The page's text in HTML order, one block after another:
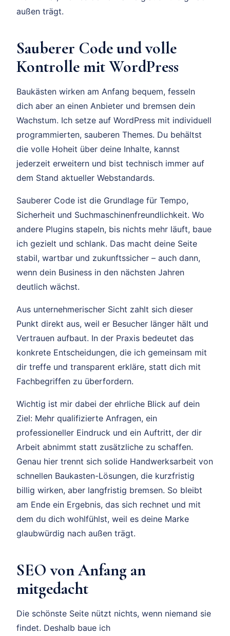
außen trägt.
Sauberer Code und volle
Kontrolle mit WordPress
Baukästen wirken am Anfang bequem, fesseln
dich aber an einen Anbieter und bremsen dein
Wachstum. Ich setze auf WordPress mit individuell
programmierten, sauberen Themes. Du behältst
die volle Hoheit über deine Inhalte, kannst
jederzeit erweitern und bist technisch immer auf
dem Stand aktueller Webstandards.
Sauberer Code ist die Grundlage für Tempo,
Sicherheit und Suchmaschinenfreundlichkeit. Wo
andere Plugins stapeln, bis nichts mehr läuft, baue
ich gezielt und schlank. Das macht deine Seite
stabil, wartbar und zukunftssicher – auch dann,
wenn dein Business in den nächsten Jahren
deutlich wächst.
Aus unternehmerischer Sicht zahlt sich dieser
Punkt direkt aus, weil er Besucher länger hält und
Vertrauen aufbaut. In der Praxis bedeutet das
konkrete Entscheidungen, die ich gemeinsam mit
dir treffe und transparent erkläre, statt dich mit
Fachbegriffen zu überfordern.
Wichtig ist mir dabei der ehrliche Blick auf dein
Ziel: Mehr qualifizierte Anfragen, ein
professioneller Eindruck und ein Auftritt, der dir
Arbeit abnimmt statt zusätzliche zu schaffen.
Genau hier trennt sich solide Handwerksarbeit von
schnellen Baukasten-Lösungen, die kurzfristig
billig wirken, aber langfristig bremsen. So bleibt
am Ende ein Ergebnis, das sich rechnet und mit
dem du dich wohlfühlst, weil es deine Marke
glaubwürdig nach außen trägt.
SEO von Anfang an
mitgedacht
Die schönste Seite nützt nichts, wenn niemand sie
findet. Deshalb baue ich